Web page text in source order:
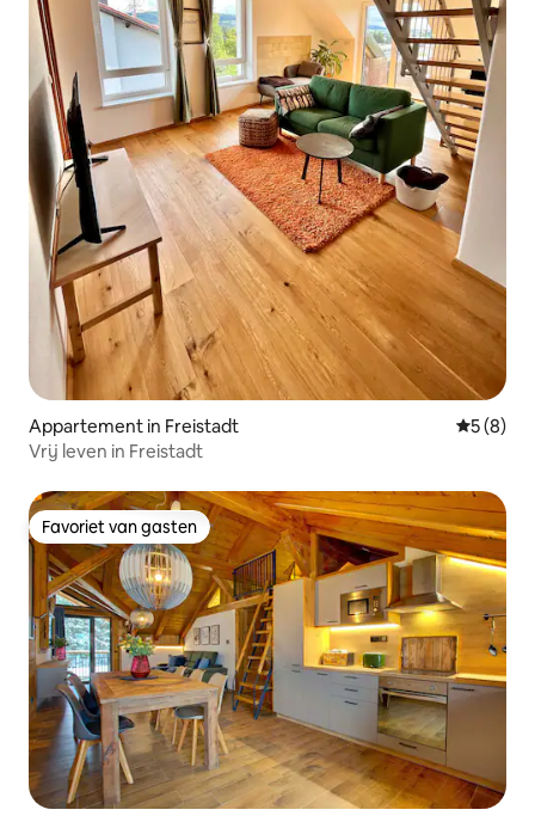
Appartement in Freistadt
5 (8)
Vrij leven in Freistadt
Favoriet van gasten
Favoriet van gasten